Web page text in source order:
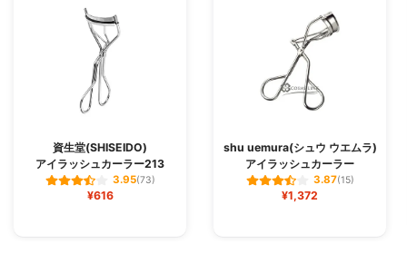
資生堂(SHISEIDO)
アイラッシュカーラー213
3.95(73)
¥616
shu uemura(シュウ ウエムラ)
アイラッシュカーラー
3.87(15)
¥1,372